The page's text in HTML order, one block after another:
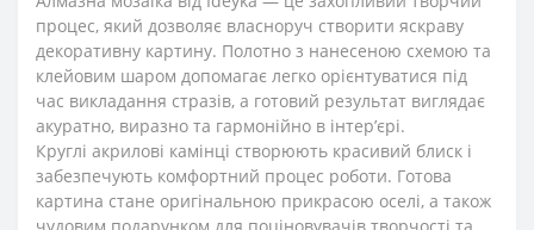
процес, який дозволяє власноруч створити яскраву
декоративну картину. Полотно з нанесеною схемою та
клейовим шаром допомагає легко орієнтуватися під
час викладання стразів, а готовий результат виглядає
акуратно, виразно та гармонійно в інтер’єрі.
Круглі акрилові камінці створюють красивий блиск і
забезпечують комфортний процес роботи. Готова
картина стане оригінальною прикрасою оселі, а також